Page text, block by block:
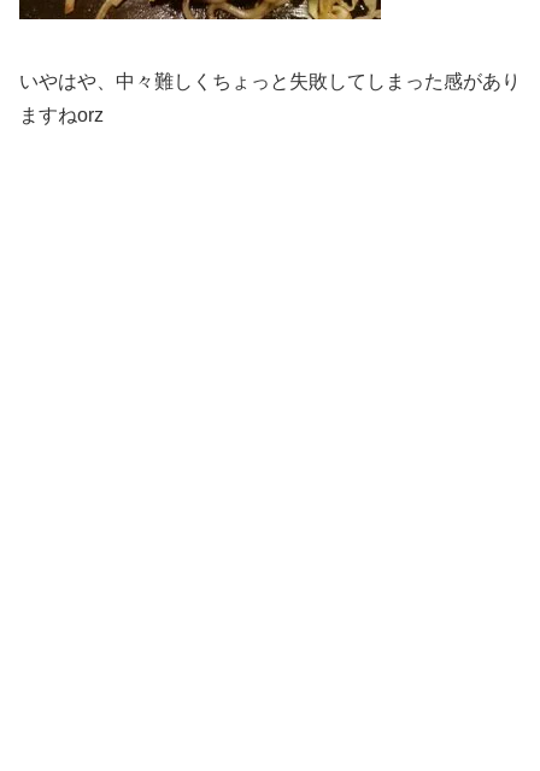
いやはや、中々難しくちょっと失敗してしまった感があり
ますねorz